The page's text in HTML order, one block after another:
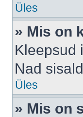
Üles
» Mis on
Kleepsud
Nad
Üles
» Mis on